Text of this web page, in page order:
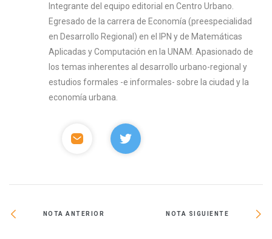
Integrante del equipo editorial en Centro Urbano.
Egresado de la carrera de Economía (preespecialidad
en Desarrollo Regional) en el IPN y de Matemáticas
Aplicadas y Computación en la UNAM. Apasionado de
los temas inherentes al desarrollo urbano-regional y
estudios formales -e informales- sobre la ciudad y la
economía urbana.
NOTA ANTERIOR NOTA SIGUIENTE